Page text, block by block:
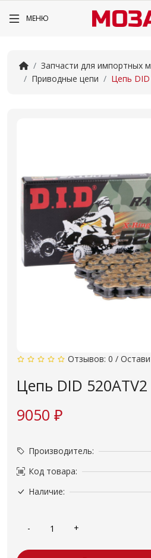
МЕНЮ
Запчасти для импортных
Приводные цепи
Цепь DID
Отзывов: 0 /
Цепь DID
9050 ₽
Производитель:
Код товара:
Наличие: